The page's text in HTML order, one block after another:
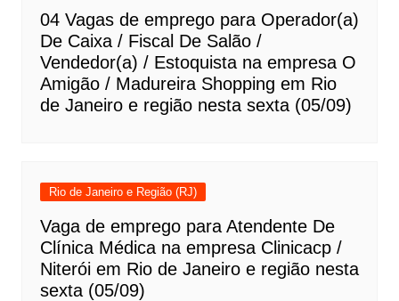
04 Vagas de emprego para Operador(a)
De Caixa / Fiscal De Salão /
Vendedor(a) / Estoquista na empresa O
Amigão / Madureira Shopping em Rio
de Janeiro e região nesta sexta (05/09)
Rio de Janeiro e Região (RJ)
Vaga de emprego para Atendente De
Clínica Médica na empresa Clinicacp /
Niterói em Rio de Janeiro e região nesta
sexta (05/09)